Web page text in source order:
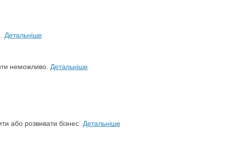
Детальніше
неможливо. Детальніше
або розвивати бізнес. Детальніше